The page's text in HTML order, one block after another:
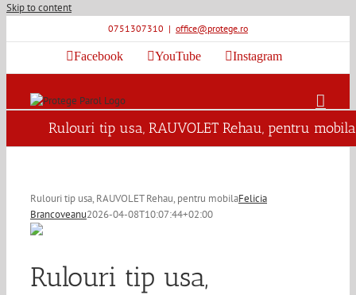
Skip to content
0751307310 | office@protege.ro
Facebook YouTube Instagram
Rulouri tip usa, RAUVOLET Rehau, pentru mobila
Rulouri tip usa, RAUVOLET Rehau, pentru mobilaFelicia
Brancoveanu2026-04-08T10:07:44+02:00
Rulouri tip usa,